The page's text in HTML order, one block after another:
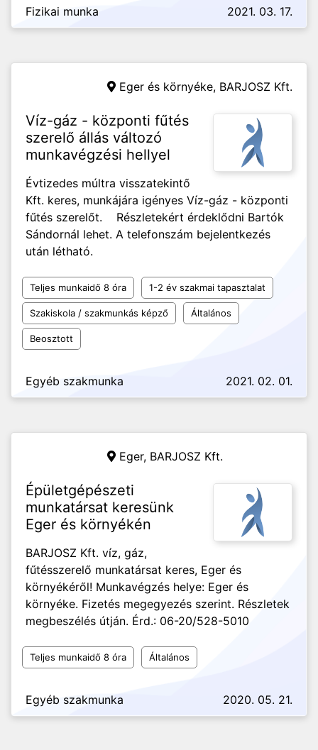
Fizikai munka 2021. 03. 17.
Eger és környéke, BARJOSZ Kft.
Víz-gáz - központi fűtés
szerelő állás változó
munkavégzési hellyel
Évtizedes múltra visszatekintő
Kft. keres, munkájára igényes Víz-gáz - központi
fűtés szerelőt. Részletekért érdeklődni Bartók
Sándornál lehet. A telefonszám bejelentkezés
után létható.
Teljes munkaidő 8 óra 1-2 év szakmai tapasztalat
Szakiskola / szakmunkás képző Általános
Beosztott
Egyéb szakmunka 2021. 02. 01.
Eger, BARJOSZ Kft.
Épületgépészeti
munkatársat keresünk
Eger és környékén
BARJOSZ Kft. víz, gáz,
fűtésszerelő munkatársat keres, Eger és
környékéről! Munkavégzés helye: Eger és
környéke. Fizetés megegyezés szerint. Részletek
megbeszélés útján. Érd.: 06-20/528-5010
Teljes munkaidő 8 óra Általános
Egyéb szakmunka 2020. 05. 21.